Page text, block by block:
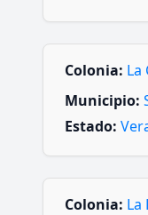
Colonia: La
Municipio:
Estado:
Colonia: La